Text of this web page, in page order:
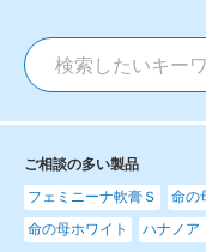
ご相談の多い製品
フェミニーナ軟膏Ｓ
命の
命の母ホワイト
ハナノア